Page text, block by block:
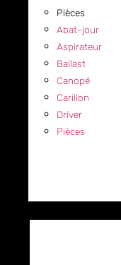
Pièces
Abat-jour
Aspirateur
Ballast
Canopé
Carillon
Driver
Pièces